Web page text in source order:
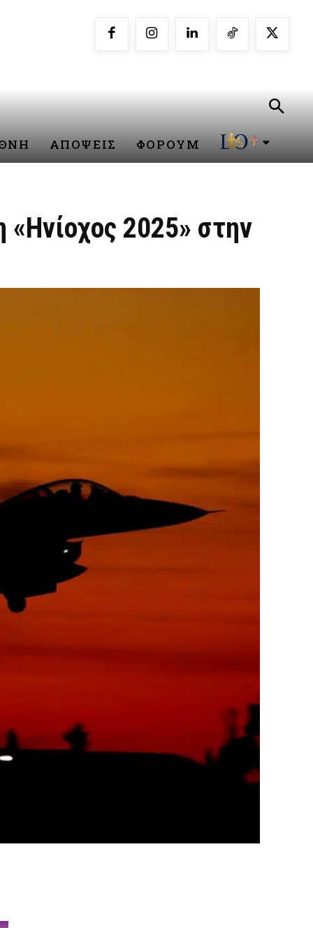
ΑΠΟΨΕΙΣ ΦΟΡΟΥΜ
2025» στην